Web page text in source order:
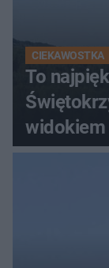
CIEKAWOSTKA
To
widokiem